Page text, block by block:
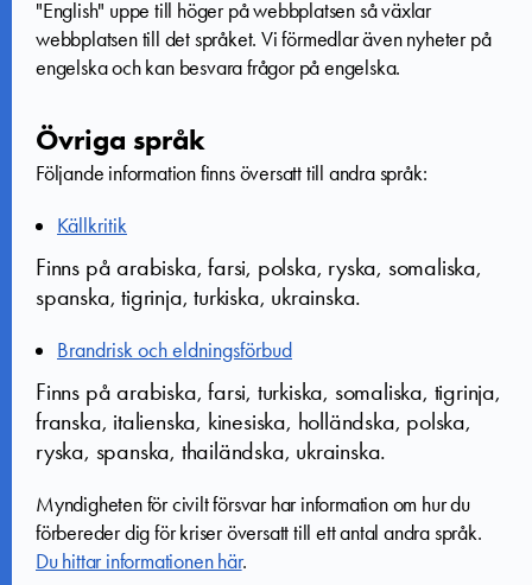
"English" uppe till höger på webbplatsen så växlar
webbplatsen till det språket. Vi förmedlar även nyheter på
engelska och kan besvara frågor på engelska.
Övriga språk
Följande information finns översatt till andra språk:
Källkritik
Finns på arabiska, farsi, polska, ryska, somaliska,
spanska, tigrinja, turkiska, ukrainska.
Brandrisk och eldningsförbud
Finns på arabiska, farsi, turkiska, somaliska, tigrinja,
franska, italienska, kinesiska, holländska, polska,
ryska, spanska, thailändska, ukrainska.
Myndigheten för civilt försvar har information om hur du
förbereder dig för kriser översatt till ett antal andra språk.
Du hittar informationen här.